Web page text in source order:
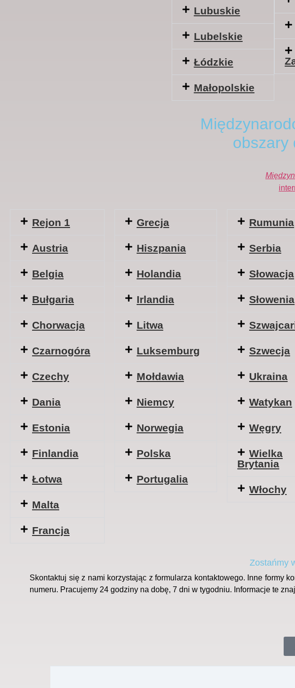
Lubuskie
Lubelskie
Łódzkie
Małopolskie
obszary
Rejon 1
Austria
Belgia
Bułgaria
Chorwacja
Czarnogóra
Czechy
Dania
Estonia
Finlandia
Łotwa
Malta
Francja
Grecja
Hiszpania
Holandia
Irlandia
Litwa
Luksemburg
Mołdawia
Niemcy
Norwegia
Polska
Portugalia
Rumunia
Serbia
Słowacja
Słowenia
Szwecja
Ukraina
Watykan
Węgry
Wielka
Brytania
Włochy
Zostańmy
Skontaktuj się z nami korzystając z formularza kontaktowego. Inne formy
numeru. Pracujemy 24 godziny na dobę, 7 dni w tygodniu. Informacje te